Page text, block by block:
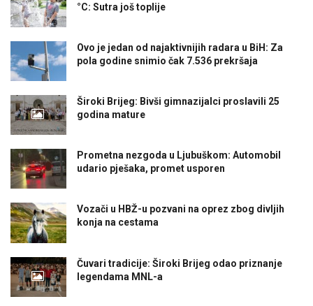
°C: Sutra još toplije
Ovo je jedan od najaktivnijih radara u BiH: Za
pola godine snimio čak 7.536 prekršaja
Široki Brijeg: Bivši gimnazijalci proslavili 25
godina mature
Prometna nezgoda u Ljubuškom: Automobil
udario pješaka, promet usporen
Vozači u HBŽ-u pozvani na oprez zbog divljih
konja na cestama
Čuvari tradicije: Široki Brijeg odao priznanje
legendama MNL-a